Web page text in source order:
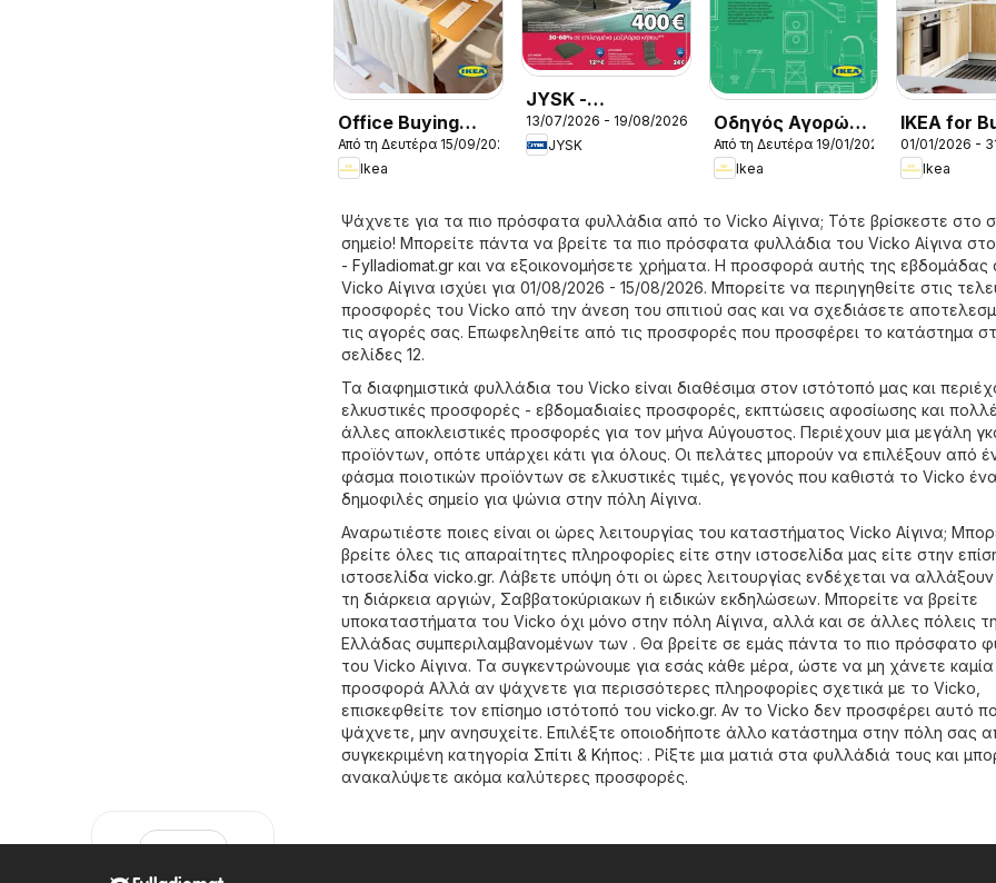
Office Buying
Guide 2025
Από τη Δευτέρα 15/09/2025
Ikea
JYSK -
Προσφορές
13/07/2026 - 19/08/2026
JYSK
Οδηγός Αγορών
Κουζίνες IKEA
Από τη Δευτέρα 19/01/2026
Ikea
IKEA for
2026
01/01/2026 -
Ikea
Ψάχνετε για τα πιο πρόσφατα φυλλάδια από το Vicko Αίγινα; Τότε βρίσκεστε στο
σημείο! Μπορείτε πάντα να βρείτε τα πιο πρόσφατα φυλλάδια του Vicko Αίγινα στο
- Fylladiomat.gr και να εξοικονομήσετε χρήματα. Η προσφορά αυτής της εβδομάδας
Vicko Αίγινα ισχύει για 01/08/2026 - 15/08/2026. Μπορείτε να περιηγηθείτε στις
προσφορές του Vicko από την άνεση του σπιτιού σας και να σχεδιάσετε
τις αγορές σας. Επωφεληθείτε από τις προσφορές που προσφέρει το κατάστημα
σελίδες 12.
Τα διαφημιστικά φυλλάδια του Vicko είναι διαθέσιμα στον ιστότοπό μας και
ελκυστικές προσφορές - εβδομαδιαίες προσφορές, εκπτώσεις αφοσίωσης και
άλλες αποκλειστικές προσφορές για τον μήνα Αύγουστος. Περιέχουν μια μεγάλη
προϊόντων, οπότε υπάρχει κάτι για όλους. Οι πελάτες μπορούν να επιλέξουν από
φάσμα ποιοτικών προϊόντων σε ελκυστικές τιμές, γεγονός που καθιστά το Vicko ένα
δημοφιλές σημείο για ψώνια στην πόλη Αίγινα.
Αναρωτιέστε ποιες είναι οι ώρες λειτουργίας του καταστήματος Vicko Αίγινα;
βρείτε όλες τις απαραίτητες πληροφορίες είτε στην ιστοσελίδα μας είτε στην
ιστοσελίδα vicko.gr. Λάβετε υπόψη ότι οι ώρες λειτουργίας ενδέχεται να
τη διάρκεια αργιών, Σαββατοκύριακων ή ειδικών εκδηλώσεων. Μπορείτε να βρείτε
υποκαταστήματα του Vicko όχι μόνο στην πόλη Αίγινα, αλλά και σε άλλες πόλεις
Ελλάδας συμπεριλαμβανομένων των . Θα βρείτε σε εμάς πάντα το πιο πρόσφατο
του Vicko Αίγινα. Τα συγκεντρώνουμε για εσάς κάθε μέρα, ώστε να μη χάνετε καμία
προσφορά Αλλά αν ψάχνετε για περισσότερες πληροφορίες σχετικά με το Vicko,
επισκεφθείτε τον επίσημο ιστότοπό του vicko.gr. Αν το Vicko δεν προσφέρει αυτό
ψάχνετε, μην ανησυχείτε. Επιλέξτε οποιοδήποτε άλλο κατάστημα στην πόλη σας
συγκεκριμένη κατηγορία Σπίτι & Κήπος: . Ρίξτε μια ματιά στα φυλλάδιά τους και
ανακαλύψετε ακόμα καλύτερες προσφορές.